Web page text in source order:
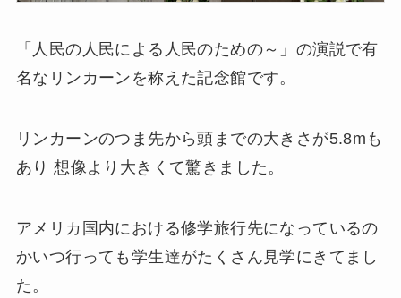
「人民の人民による人民のための～」の演説で有
名なリンカーンを称えた記念館です。
リンカーンのつま先から頭までの大きさが5.8mも
あり 想像より大きくて驚きました。
アメリカ国内における修学旅行先になっているの
かいつ行っても学生達がたくさん見学にきてまし
た。